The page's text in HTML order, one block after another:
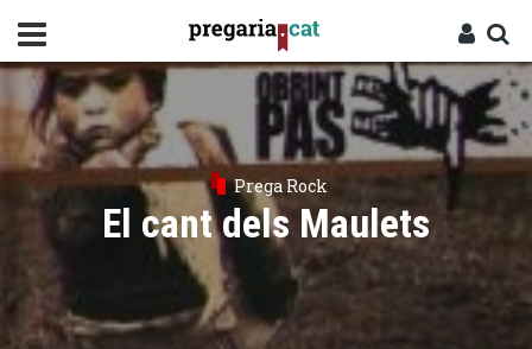
contingut
Entra
Cercador
Prega Rock
El cant dels Maulets